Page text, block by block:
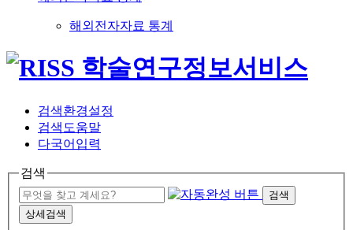
해외전자자료 통계
검색환경설정
검색도움말
다국어입력
검색
검색
상세검색